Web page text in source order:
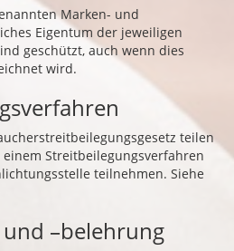
Marken- und
Eigentum der jeweiligen
geschützt, auch wenn dies
wird.
teilen
Streitbeilegungsverfahren
teilnehmen. Siehe
–belehrung